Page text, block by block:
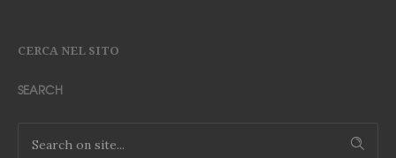
CERCA NEL SITO
SEARCH